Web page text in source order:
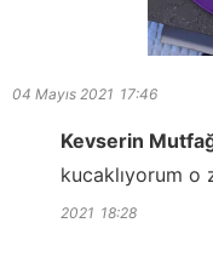
04 Mayıs 2021 17:46
Kevserin
kucaklıyorum o
2021 18:28